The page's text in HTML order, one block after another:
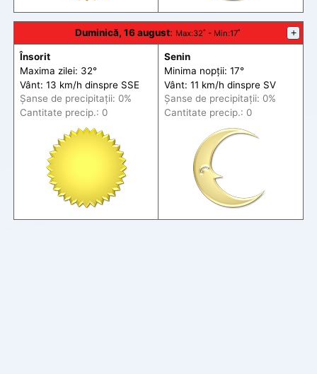
Duminică, 16 august: Max:32˚ - Min:17˚ +
Însorit
Maxima zilei: 32°
Vânt: 13 km/h dinspre SSE
Șanse de precipitații: 0%
Cantitate precip.: 0
Senin
Minima nopții: 17°
Vânt: 11 km/h dinspre SV
Șanse de precipitații: 0%
Cantitate precip.: 0